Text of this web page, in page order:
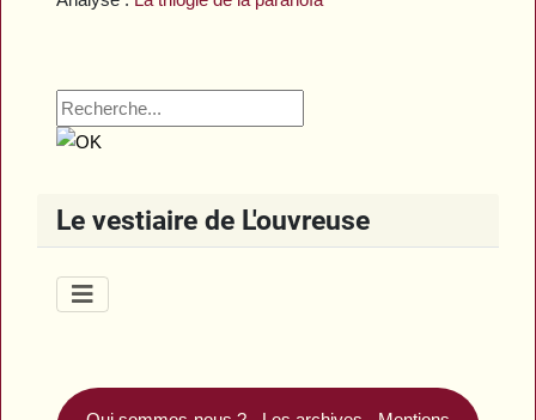
Le vestiaire de L'ouvreuse